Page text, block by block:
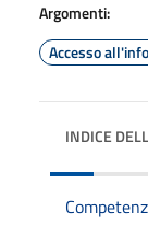
Argomenti:
Accesso
INDICE